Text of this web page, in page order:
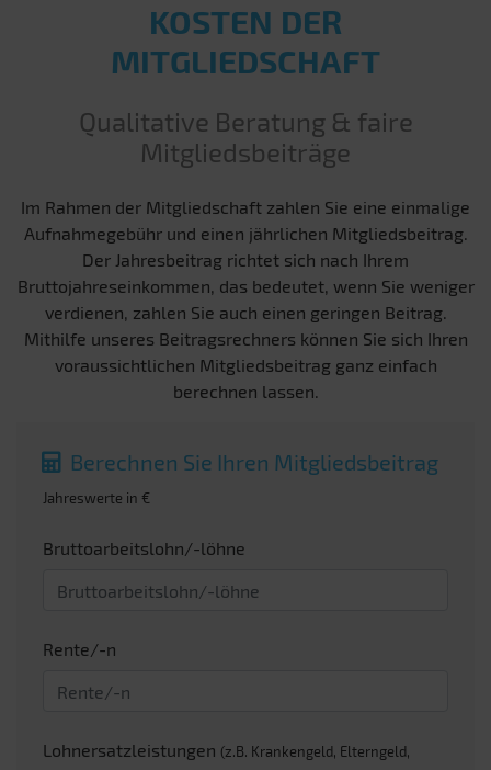
KOSTEN DER
MITGLIEDSCHAFT
Qualitative Beratung & faire
Mitgliedsbeiträge
Im Rahmen der Mitgliedschaft zahlen Sie eine einmalige
Aufnahmegebühr und einen jährlichen Mitgliedsbeitrag.
Der Jahresbeitrag richtet sich nach Ihrem
Bruttojahreseinkommen, das bedeutet, wenn Sie weniger
verdienen, zahlen Sie auch einen geringen Beitrag.
Mithilfe unseres Beitragsrechners können Sie sich Ihren
voraussichtlichen Mitgliedsbeitrag ganz einfach
berechnen lassen.
Berechnen Sie Ihren Mitgliedsbeitrag
Jahreswerte in €
Bruttoarbeitslohn/-löhne
Rente/-n
Lohnersatzleistungen (z.B. Krankengeld, Elterngeld,